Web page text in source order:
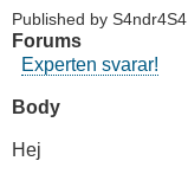
Published by S4ndr4S4
Forums
Experten svarar!
Body
Hej